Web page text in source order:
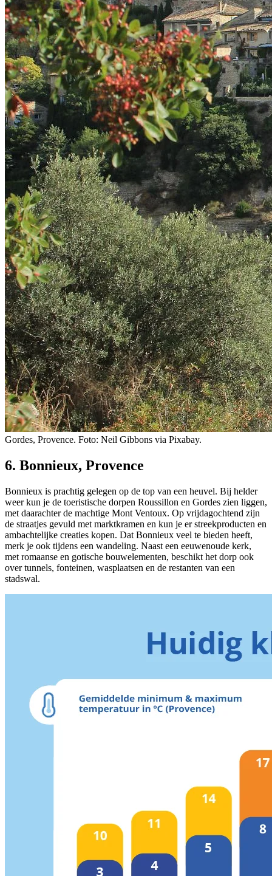
Gordes, Provence. Foto: Neil Gibbons via Pixabay.
6. Bonnieux, Provence
Bonnieux is prachtig gelegen op de top van een heuvel. Bij helder
weer kun je de toeristische dorpen Roussillon en Gordes zien liggen,
met daarachter de machtige Mont Ventoux. Op vrijdagochtend zijn
de straatjes gevuld met marktkramen en kun je er streekproducten en
ambachtelijke creaties kopen. Dat Bonnieux veel te bieden heeft,
merk je ook tijdens een wandeling. Naast een eeuwenoude kerk,
met romaanse en gotische bouwelementen, beschikt het dorp ook
over tunnels, fonteinen, wasplaatsen en de restanten van een
stadswal.